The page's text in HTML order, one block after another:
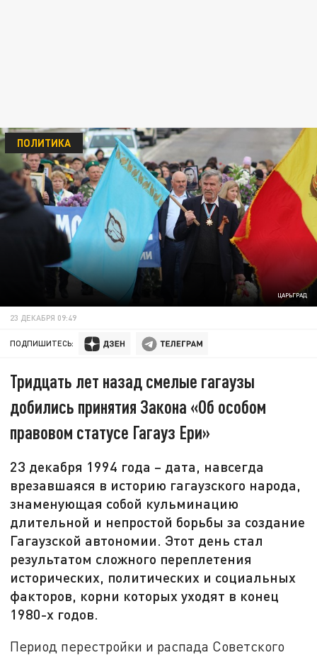
ЦАРЬГРАД
ПОЛИТИКА
23 ДЕКАБРЯ 09:49
ПОДПИШИТЕСЬ:
Тридцать лет назад смелые гагаузы
добились принятия Закона «Об особом
правовом статусе Гагауз Ери»
23 декабря 1994 года – дата, навсегда
врезавшаяся в историю гагаузского народа,
знаменующая собой кульминацию
длительной и непростой борьбы за создание
Гагаузской автономии. Этот день стал
результатом сложного переплетения
исторических, политических и социальных
факторов, корни которых уходят в конец
1980-х годов.
Период перестройки и распада Советского